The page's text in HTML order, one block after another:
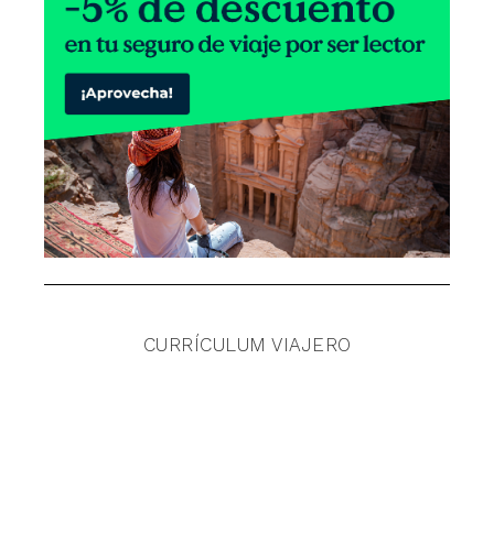
CURRÍCULUM VIAJERO